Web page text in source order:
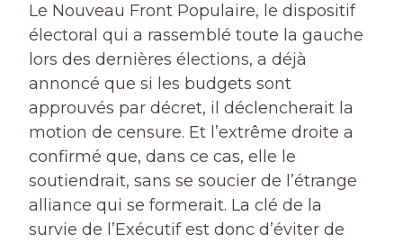
Le Nouveau Front Populaire, le dispositif
électoral qui a rassemblé toute la gauche
lors des dernières élections, a déjà
annoncé que si les budgets sont
approuvés par décret, il déclencherait la
motion de censure. Et l’extrême droite a
confirmé que, dans ce cas, elle le
soutiendrait, sans se soucier de l’étrange
alliance qui se formerait. La clé de la
survie de l’Exécutif est donc d’éviter de